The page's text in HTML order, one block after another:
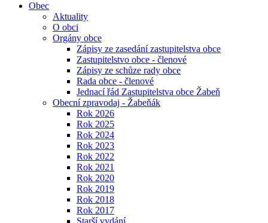
Obec
Aktuality
O obci
Orgány obce
Zápisy ze zasedání zastupitelstva obce
Zastupitelstvo obce - členové
Zápisy ze schůze rady obce
Rada obce - členové
Jednací řád Zastupitelstva obce Žabeň
Obecní zpravodaj - Žabeňák
Rok 2026
Rok 2025
Rok 2024
Rok 2023
Rok 2022
Rok 2021
Rok 2020
Rok 2019
Rok 2018
Rok 2017
Starší vydání